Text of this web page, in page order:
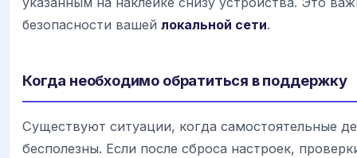
безопасности вашей локальной сети.
Когда необходимо обратиться в поддержку
Существуют ситуации, когда самостоятельные
бесполезны. Если после сброса настроек,